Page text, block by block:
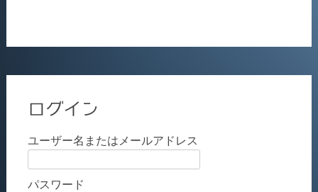
ログイン
ユーザー名またはメールアドレス
パスワード